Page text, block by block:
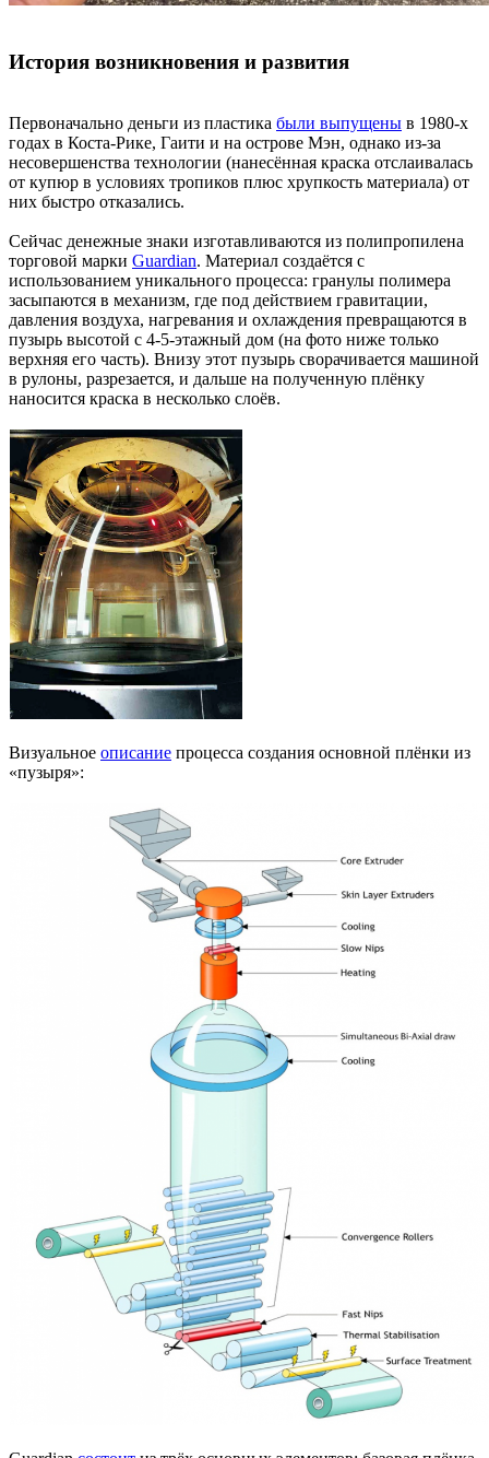
История возникновения и развития
Первоначально деньги из пластика были выпущены в 1980-х
годах в Коста-Рике, Гаити и на острове Мэн, однако из-за
несовершенства технологии (нанесённая краска отслаивалась
от купюр в условиях тропиков плюс хрупкость материала) от
них быстро отказались.
Сейчас денежные знаки изготавливаются из полипропилена
торговой марки Guardian. Материал создаётся с
использованием уникального процесса: гранулы полимера
засыпаются в механизм, где под действием гравитации,
давления воздуха, нагревания и охлаждения превращаются в
пузырь высотой с 4-5-этажный дом (на фото ниже только
верхняя его часть). Внизу этот пузырь сворачивается машиной
в рулоны, разрезается, и дальше на полученную плёнку
наносится краска в несколько слоёв.
Визуальное описание процесса создания основной плёнки из
«пузыря»: